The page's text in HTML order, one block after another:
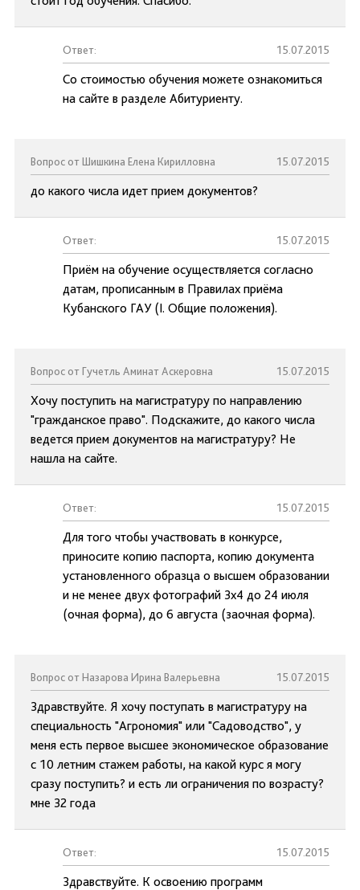
Ответ: 15.07.2015
Со стоимостью обучения можете ознакомиться
на сайте в разделе Абитуриенту.
Вопрос от Шишкина Елена Кирилловна 15.07.2015
до какого числа идет прием документов?
Ответ: 15.07.2015
Приём на обучение осуществляется согласно
датам, прописанным в Правилах приёма
Кубанского ГАУ (I. Общие положения).
Вопрос от Гучетль Аминат Аскеровна 15.07.2015
Хочу поступить на магистратуру по направлению
"гражданское право". Подскажите, до какого числа
ведется прием документов на магистратуру? Не
нашла на сайте.
Ответ: 15.07.2015
Для того чтобы участвовать в конкурсе,
приносите копию паспорта, копию документа
установленного образца о высшем образовании
и не менее двух фотографий 3х4 до 24 июля
(очная форма), до 6 августа (заочная форма).
Вопрос от Назарова Ирина Валерьевна 15.07.2015
Здравствуйте. Я хочу поступать в магистратуру на
специальность "Агрономия" или "Садоводство", у
меня есть первое высшее экономическое образование
с 10 летним стажем работы, на какой курс я могу
сразу поступить? и есть ли ограничения по возрасту?
мне 32 года
Ответ: 15.07.2015
Здравствуйте. К освоению программ